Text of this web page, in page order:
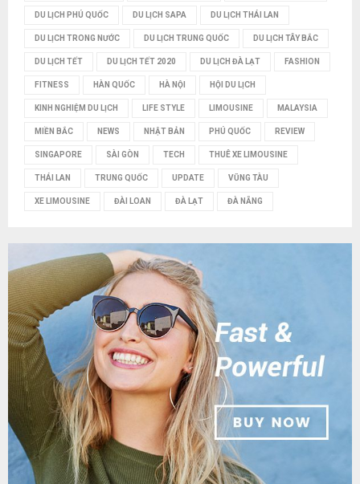
DU LỊCH PHÚ QUỐC DU LỊCH SAPA DU LỊCH THÁI LAN
DU LỊCH TRONG NƯỚC DU LỊCH TRUNG QUỐC DU LỊCH TÂY BẮC
DU LỊCH TẾT DU LỊCH TẾT 2020 DU LỊCH ĐÀ LẠT FASHION
FITNESS HÀN QUỐC HÀ NỘI HỘI DU LỊCH
KINH NGHIỆM DU LỊCH LIFE STYLE LIMOUSINE MALAYSIA
MIỀN BẮC NEWS NHẬT BẢN PHÚ QUỐC REVIEW
SINGAPORE SÀI GÒN TECH THUÊ XE LIMOUSINE
THÁI LAN TRUNG QUỐC UPDATE VŨNG TÀU
XE LIMOUSINE ĐÀI LOAN ĐÀ LẠT ĐÀ NẴNG